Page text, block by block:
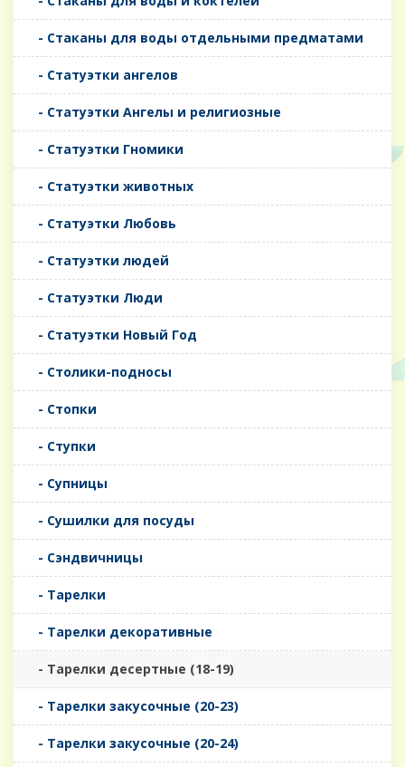
- Стаканы для воды отдельными предматами
- Статуэтки ангелов
- Статуэтки Ангелы и религиозные
- Статуэтки Гномики
- Статуэтки животных
- Статуэтки Любовь
- Статуэтки людей
- Статуэтки Люди
- Статуэтки Новый Год
- Столики-подносы
- Стопки
- Ступки
- Супницы
- Сушилки для посуды
- Сэндвичницы
- Тарелки
- Тарелки декоративные
- Тарелки десертные (18-19)
- Тарелки закусочные (20-23)
- Тарелки закусочные (20-24)